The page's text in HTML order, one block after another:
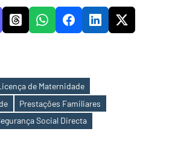
de Maternidade
Prestações Familiares
Social Directa